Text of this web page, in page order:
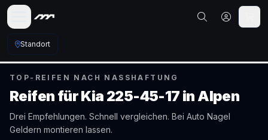
Standort
TOP-REIFEN NACH NASSHAFTUNG
Reifen fürKia 225-45-17 in Alpen
Drei Empfehlungen. Schnell vergleichen. Bei Auto Nagel
Geldern montieren lassen.